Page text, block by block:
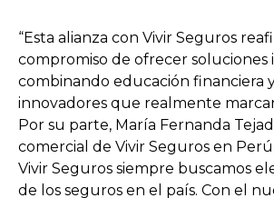
“Esta alianza con Vivir Seguros
compromiso de ofrecer soluciones
combinando educación financiera
innovadores que realmente
Por su parte, María Fernanda
comercial de Vivir Seguros en
Vivir Seguros siempre buscamos
de los seguros en el país. Con el